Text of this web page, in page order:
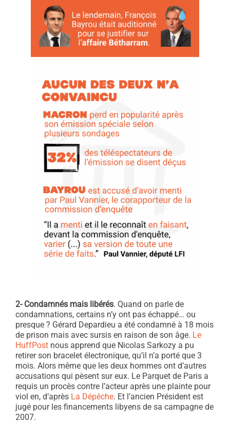
2- Condamnés mais libérés. Quand on parle de
condamnations, certains n’y ont pas échappé… ou
presque ? Gérard Depardieu a été condamné à 18 mois
de prison mais avec sursis en raison de son âge. Le
HuffPost nous apprend que Nicolas Sarkozy a pu
retirer son bracelet électronique, qu’il n’a porté que 3
mois. Alors même que les deux hommes ont d’autres
accusations qui pèsent sur eux. Le Parquet de Paris a
requis un procès contre l’acteur après une plainte pour
viol en, d’après La Dépêche. Et l’ancien Président est
jugé pour les financements libyens de sa campagne de
2007.